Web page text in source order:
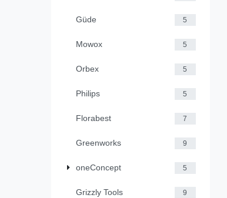
Güde 5
Mowox 5
Orbex 5
Philips 5
Florabest 7
Greenworks 9
oneConcept 5
Grizzly Tools 9